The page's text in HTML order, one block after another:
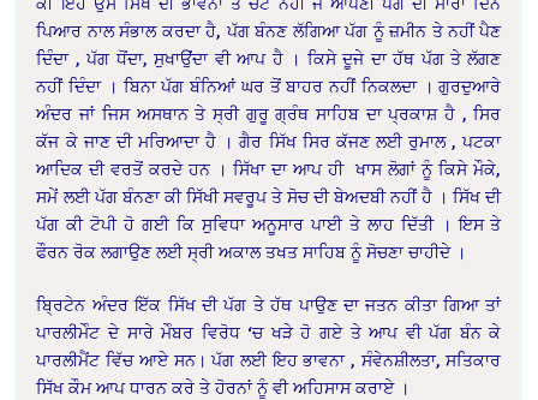
ਪਿਆਰ ਨਾਲ ਸੰਭਾਲ ਕਰਦਾ ਹੈ, ਪੱਗ ਬੰਨਣ ਲੱਗਿਆ ਪੱਗ ਨੂੰ ਜ਼ਮੀਨ ਤੇ ਨਹੀਂ ਪੈਣ
ਦਿੰਦਾ , ਪੱਗ ਧੋਂਦਾ, ਸੁਖਾਉਂਦਾ ਵੀ ਆਪ ਹੈ । ਕਿਸੇ ਦੂਜੇ ਦਾ ਹੱਥ ਪੱਗ ਤੇ ਲੱਗਣ
ਨਹੀਂ ਦਿੰਦਾ । ਬਿਨਾ ਪੱਗ ਬੰਨਿਆਂ ਘਰ ਤੋਂ ਬਾਹਰ ਨਹੀਂ ਨਿਕਲਦਾ । ਗੁਰਦੁਆਰੇ
ਅੰਦਰ ਜਾਂ ਜਿਸ ਅਸਥਾਨ ਤੇ ਸ੍ਰੀ ਗੁਰੂ ਗ੍ਰੰਥ ਸਾਹਿਬ ਦਾ ਪ੍ਰਕਾਸ਼ ਹੈ , ਸਿਰ
ਕੱਜ ਕੇ ਜਾਣ ਦੀ ਮਰਿਆਦਾ ਹੈ । ਗੈਰ ਸਿੱਖ ਸਿਰ ਕੱਜਣ ਲਈ ਰੁਮਾਲ , ਪਟਕਾ
ਆਦਿਕ ਦੀ ਵਰਤੋਂ ਕਰਦੇ ਹਨ । ਸਿੱਖਾ ਦਾ ਆਪ ਹੀ ਖਾਸ ਲੋਗਾਂ ਨੂੰ ਕਿਸੇ ਮੌਕੇ,
ਸਮੇਂ ਲਈ ਪੱਗ ਬੰਨਣਾ ਕੀ ਸਿੱਖੀ ਸਵਰੂਪ ਤੇ ਸੋਚ ਦੀ ਬੇਅਦਬੀ ਨਹੀਂ ਹੈ । ਸਿੱਖ ਦੀ
ਪੱਗ ਕੀ ਟੋਪੀ ਹੋ ਗਈ ਕਿ ਸੁਵਿਧਾ ਅਨੂਸਾਰ ਪਾਈ ਤੇ ਲਾਹ ਦਿੱਤੀ । ਇਸ ਤੇ
ਫੌਰਨ ਰੋਕ ਲਗਾਉਣ ਲਈ ਸ੍ਰੀ ਅਕਾਲ ਤਖਤ ਸਾਹਿਬ ਨੂੰ ਸੋਚਣਾ ਚਾਹੀਦੇ ।
ਬ੍ਰਿਟੇਨ ਅੰਦਰ ਇੱਕ ਸਿੱਖ ਦੀ ਪੱਗ ਤੇ ਹੱਥ ਪਾਉਣ ਦਾ ਜਤਨ ਕੀਤਾ ਗਿਆ ਤਾਂ
ਪਾਰਲੀਮੇੰਟ ਦੇ ਸਾਰੇ ਮੇੰਬਰ ਵਿਰੋਧ ‘ਚ ਖੜੇ ਹੋ ਗਏ ਤੇ ਆਪ ਵੀ ਪੱਗ ਬੰਨ ਕੇ
ਪਾਰਲੀਮੈਂਟ ਵਿੱਚ ਆਏ ਸਨ। ਪੱਗ ਲਈ ਇਹ ਭਾਵਨਾ , ਸੰਵੇਨਸ਼ੀਲਤਾ, ਸਤਿਕਾਰ
ਸਿੱਖ ਕੌਮ ਆਪ ਧਾਰਨ ਕਰੇ ਤੇ ਹੋਰਨਾਂ ਨੂੰ ਵੀ ਅਹਿਸਾਸ ਕਰਾਏ ।